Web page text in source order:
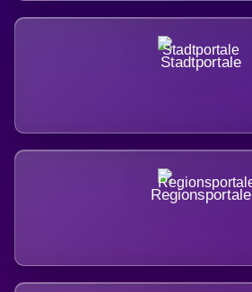
Stadtportale
Regionsportale